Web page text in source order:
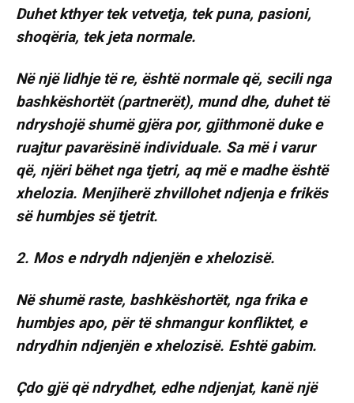
Duhet kthyer tek vetvetja, tek puna, pasioni,
shoqëria, tek jeta normale.
Në një lidhje të re, është normale që, secili nga
bashkëshortët (partnerët), mund dhe, duhet të
ndryshojë shumë gjëra por, gjithmonë duke e
ruajtur pavarësinë individuale. Sa më i varur
që, njëri bëhet nga tjetri, aq më e madhe është
xhelozia. Menjiherë zhvillohet ndjenja e frikës
së humbjes së tjetrit.
2. Mos e ndrydh ndjenjën e xhelozisë.
Në shumë raste, bashkëshortët, nga frika e
humbjes apo, për të shmangur konfliktet, e
ndrydhin ndjenjën e xhelozisë. Eshtë gabim.
Çdo gjë që ndrydhet, edhe ndjenjat, kanë një